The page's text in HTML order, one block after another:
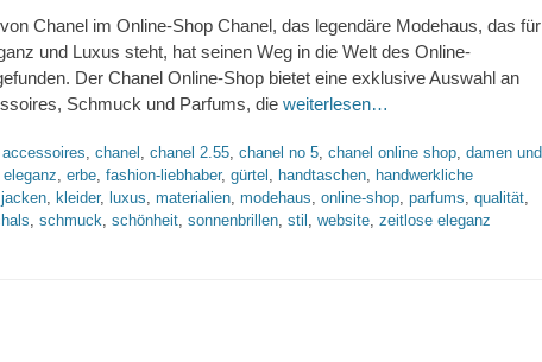
Chanel im Online-Shop Chanel, das legendäre Modehaus, das für
und Luxus steht, hat seinen Weg in die Welt des Online-
Der Chanel Online-Shop bietet eine exklusive Auswahl an
Schmuck und Parfums, die weiterlesen…
accessoires, chanel , chanel 2.55, chanel no 5, chanel online shop, damen und
eleganz, erbe, fashion-liebhaber, gürtel , handtaschen, handwerkliche
jacken, kleider, luxus, materialien, modehaus, online-shop, parfums, qualität,
, schmuck, schönheit, sonnenbrillen, stil , website, zeitlose eleganz